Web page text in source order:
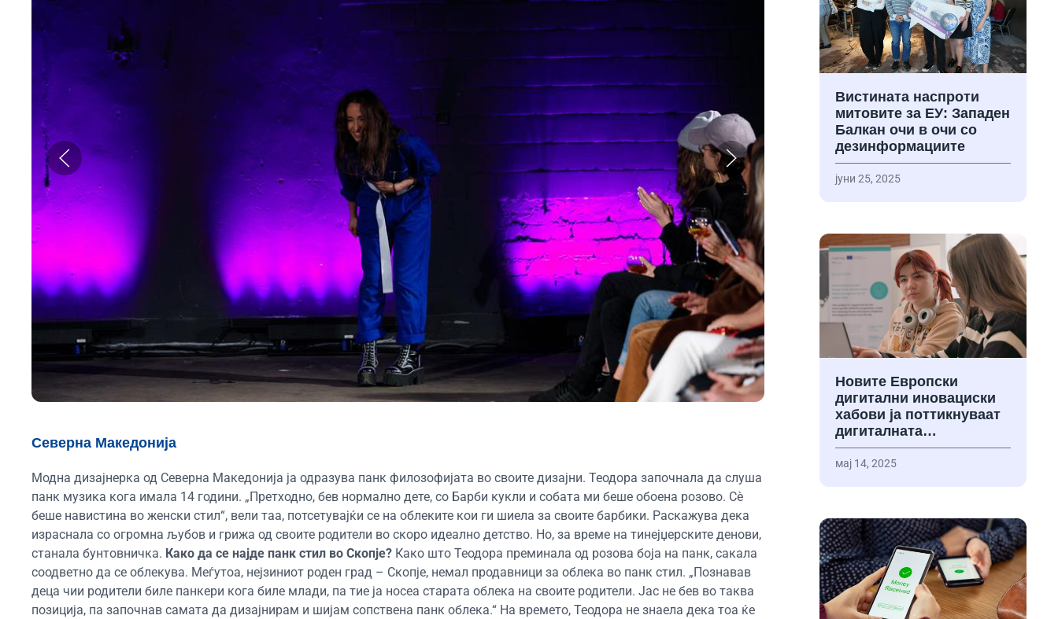
Северна Македонија
Модна дизајнерка од Северна Македонија ја одразува панк филозофијата во своите дизајни. Теодора започнала да слуша
панк музика кога имала 14 години. „Претходно, бев нормално дете, со Барби кукли и собата ми беше обоена розово. Сè
беше навистина во женски стил“, вели таа, потсетувајќи се на облеките кои ги шиела за своите барбики. Раскажува дека
израснала со огромна љубов и грижа од своите родители во скоро идеално детство. Но, за време на тинејџерските денови,
станала бунтовничка. Како да се најде панк стил во Скопје? Како што Теодора преминала од розова боја на панк, сакала
соодветно да се облекува. Меѓутоа, нејзиниот роден град – Скопје, немал продавници за облека во панк стил. „Познавав
деца чии родители биле панкери кога биле млади, па тие ја носеа старата облека на своите родители. Јас не бев во таква
позиција, па започнав самата да дизајнирам и шијам сопствена панк облека.“ На времето, Теодора не знаела дека тоа ќе
Вистината наспроти
митовите за ЕУ: Западен
Балкан очи в очи со
дезинформациите
јуни 25, 2025
Новите Европски
дигитални иновациски
хабови ја поттикнуваат
дигиталната…
мај 14, 2025